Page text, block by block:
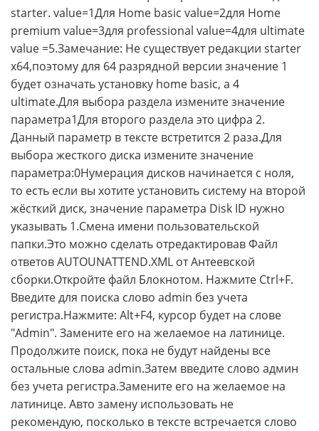
starter. value=1Для Home basic value=2для Home
premium value=3для professional value=4для ultimate
value =5.Замечание: Не существует редакции starter
x64,поэтому для 64 разрядной версии значение 1
будет означать установку home basic, а 4
ultimate.Для выбора раздела измените значение
параметра1Для второго раздела это цифра 2.
Данный параметр в тексте встретится 2 раза.Для
выбора жесткого диска измените значение
параметра:0Нумерация дисков начинается с ноля,
то есть если вы хотите установить систему на второй
жёсткий диск, значение параметра Disk ID нужно
указывать 1.Смена имени пользовательской
папки.Это можно сделать отредактировав Файл
ответов AUTOUNATTEND.XML от Антеевской
сборки.Откройте файл Блокнотом. Нажмите Ctrl+F.
Введите для поиска слово admin без учета
регистра.Нажмите: Alt+F4, курсор будет на слове
"Admin". Замените его на желаемое на латинице.
Продолжите поиск, пока не будут найдены все
остальные слова admin.Затем введите слово админ
без учета регистра.Замените его на желаемое на
латинице. Авто замену использовать не
рекомендую, посколько в тексте встречается слово